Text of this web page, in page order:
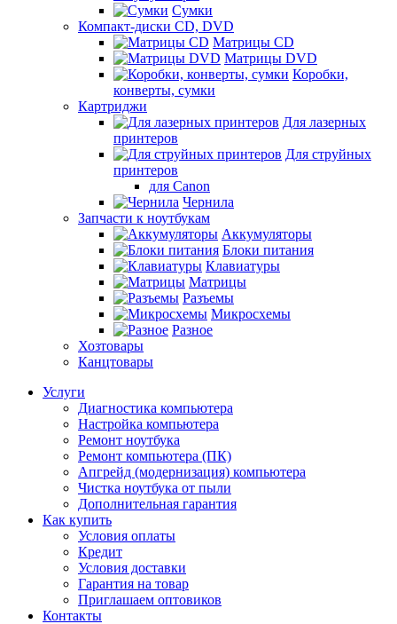
Сумки
Компакт-диски CD, DVD
Матрицы CD
Матрицы DVD
Коробки,
конверты, сумки
Картриджи
Для лазерных
принтеров
Для струйных
принтеров
для Canon
Чернила
Запчасти к ноутбукам
Аккумуляторы
Блоки питания
Клавиатуры
Матрицы
Разъемы
Микросхемы
Разное
Хозтовары
Канцтовары
Услуги
Диагностика компьютера
Настройка компьютера
Ремонт ноутбука
Ремонт компьютера (ПК)
Апгрейд (модернизация) компьютера
Чистка ноутбука от пыли
Дополнительная гарантия
Как купить
Условия оплаты
Кредит
Условия доставки
Гарантия на товар
Приглашаем оптовиков
Контакты